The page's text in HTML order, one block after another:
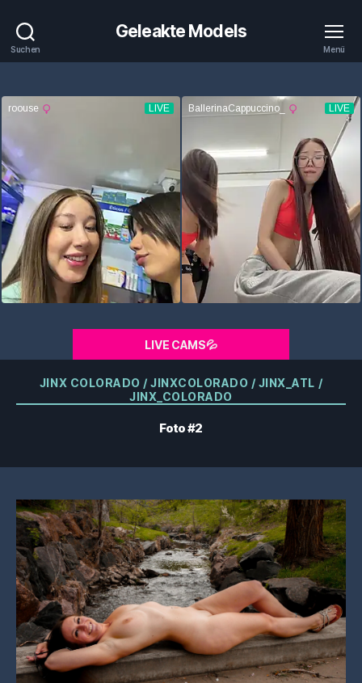
Suchen
Geleakte Models
Menü
LIVE CAMS💦
Kategorien
JINX COLORADO / JINXCOLORADO / JINX_ATL /
JINX_COLORADO
Foto #2